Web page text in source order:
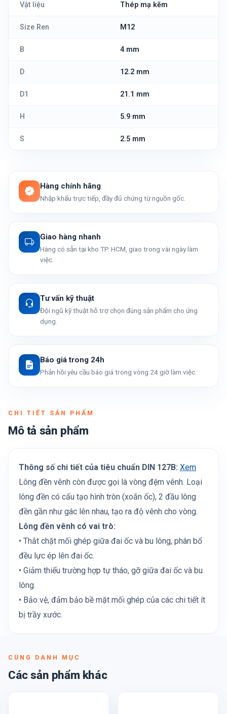
Vật liệu Thép mạ kẽm
Size Ren M12
B 4 mm
D 12.2 mm
D1 21.1 mm
H 5.9 mm
S 2.5 mm
Hàng chính hãng
Nhập khẩu trực tiếp, đầy đủ chứng từ nguồn gốc.
Giao hàng nhanh
Hàng có sẵn tại kho TP. HCM, giao trong vài ngày làm
việc.
Tư vấn kỹ thuật
Đội ngũ kỹ thuật hỗ trợ chọn đúng sản phẩm cho ứng
dụng.
Báo giá trong 24h
Phản hồi yêu cầu báo giá trong vòng 24 giờ làm việc.
CHI TIẾT SẢN PHẨM
Mô tả sản phẩm
Thông số chi tiết của tiêu chuẩn DIN 127B: Xem
Lông đền vênh còn được gọi là vòng đệm vênh. Loại
lông đền có cấu tạo hình tròn (xoắn ốc), 2 đầu lông
đền gần như gác lên nhau, tạo ra độ vênh cho vòng.
Lông đền vênh có vai trò:
• Thắt chặt mối ghép giữa đai ốc và bu lông, phân bổ
đều lực ép lên đai ốc.
• Giảm thiểu trường hợp tự tháo, gỡ giữa đai ốc và bu
lông.
• Bảo vệ, đảm bảo bề mặt mối ghép của các chi tiết ít
bị trầy xước.
CÙNG DANH MỤC
Các sản phẩm khác